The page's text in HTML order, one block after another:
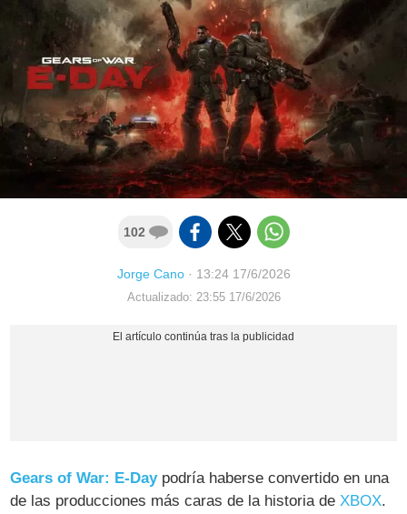
102
Jorge Cano· 13:24 17/6/2026
Actualizado: 23:55 17/6/2026
Gears of War: E-Daypodría haberse convertido en una
de las producciones más caras de la historia deXBOX.